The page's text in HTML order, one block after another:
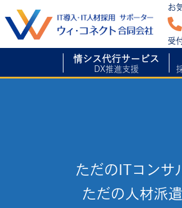
お
受
情シス代行サービス
DX推進支援
ただのITコンサ
ただの人材派
DX推進の土
強力にサ